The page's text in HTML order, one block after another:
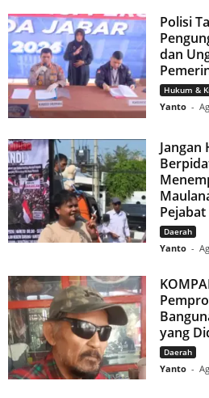
Polisi
dan
Hukum &
Yanto -
Jangan
Daerah
Yanto -
yang
Daerah
Yanto -